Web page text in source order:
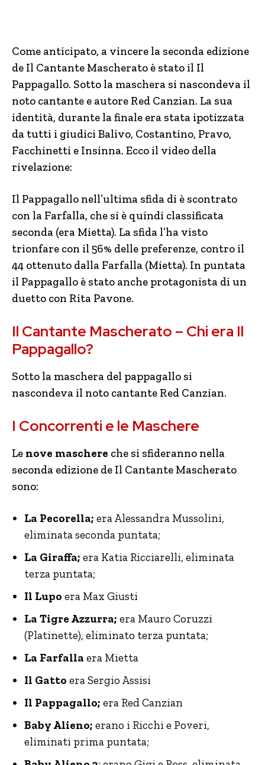
Come anticipato, a vincere la seconda edizione
de Il Cantante Mascherato è stato il Il
Pappagallo. Sotto la maschera si nascondeva il
noto cantante e autore Red Canzian. La sua
identità, durante la finale era stata ipotizzata
da tutti i giudici Balivo, Costantino, Pravo,
Facchinetti e Insinna. Ecco il video della
rivelazione:
Il Pappagallo nell’ultima sfida di è scontrato
con la Farfalla, che si è quindi classificata
seconda (era Mietta). La sfida l’ha visto
trionfare con il 56% delle preferenze, contro il
44 ottenuto dalla Farfalla (Mietta). In puntata
il Pappagallo è stato anche protagonista di un
duetto con Rita Pavone.
Il Cantante Mascherato – Chi era Il
Pappagallo?
Sotto la maschera del pappagallo si
nascondeva il noto cantante Red Canzian.
I Concorrenti e le Maschere
Le nove maschere che si sfideranno nella
seconda edizione de Il Cantante Mascherato
sono:
La Pecorella; era Alessandra Mussolini,
eliminata seconda puntata;
La Giraffa; era Katia Ricciarelli, eliminata
terza puntata;
Il Lupo era Max Giusti
La Tigre Azzurra; era Mauro Coruzzi
(Platinette), eliminato terza puntata;
La Farfalla era Mietta
Il Gatto era Sergio Assisi
Il Pappagallo; era Red Canzian
Baby Alieno; erano i Ricchi e Poveri,
eliminati prima puntata;